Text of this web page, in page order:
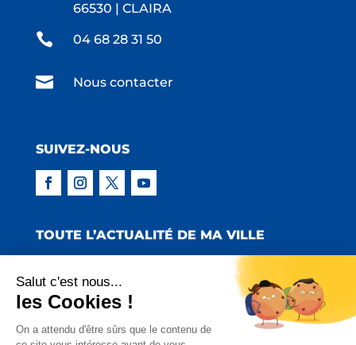
66530 | CLAIRA
 04 68 28 31 50
 Nous contacter
SUIVEZ-NOUS
TOUTE L’ACTUALITÉ DE MA VILLE
Copyright © 2022 Mairie de Claira | Réalisation
Salut c'est nous...
les Cookies !
On a attendu d'être sûrs que le contenu de